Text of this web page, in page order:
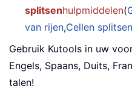
splitsenhulpmiddelen(
van rijen,Cellen splitsen
Gebruik Kutools in uw
Engels, Spaans, Duits,
talen!